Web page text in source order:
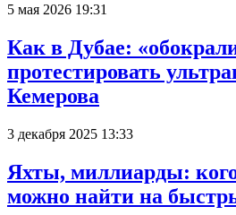
5 мая 2026 19:31
Как в Дубае:
протестировать
Кемерова
3 декабря 2025 13:33
Яхты, миллиарды:
можно найти на